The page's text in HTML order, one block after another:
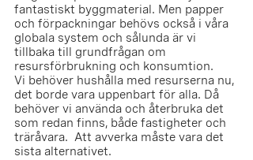
fantastiskt byggmaterial. Men papper
och förpackningar behövs också i våra
globala system och sålunda är vi
tillbaka till grundfrågan om
resursförbrukning och konsumtion.
Vi behöver hushålla med resurserna nu,
det borde vara uppenbart för alla. Då
behöver vi använda och återbruka det
som redan finns, både fastigheter och
träråvara.  Att avverka måste vara det
sista alternativet.